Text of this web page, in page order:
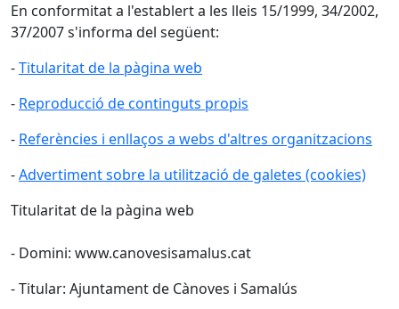
En conformitat a l'establert a les lleis 15/1999, 34/2002,
37/2007 s'informa del següent:
-Titularitat de la pàgina web
- Reproducció de continguts propis
- Referències i enllaços a webs d'altres organitzacions
-Advertiment sobre la utilització de galetes (cookies)
Titularitat de la pàgina web
- Domini: www.canovesisamalus.cat
- Titular: Ajuntament de Cànoves i Samalús